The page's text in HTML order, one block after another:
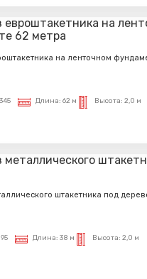
на ленточном
Длина: 62 м Высота: 2,0 м
штакетника под
Длина: 38 м Высота: 2,0 м